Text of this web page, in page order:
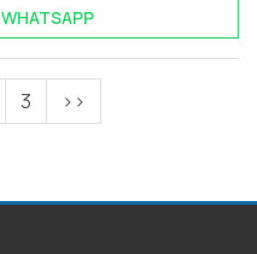
WHATSAPP
3 >>